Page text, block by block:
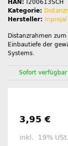
HAN:
I200613SCH
Kategorie:
Hersteller:
Inprojal
Distanzrahmen
Einbautiefe der
Systems.
Sofort verfügbar
3,95 €
inkl. 19%